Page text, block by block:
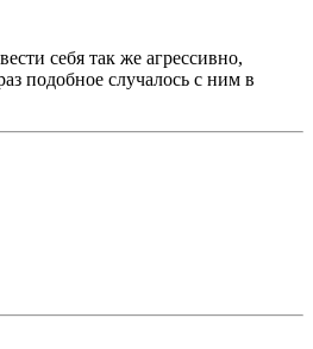
себя так же агрессивно,
подобное случалось с ним в